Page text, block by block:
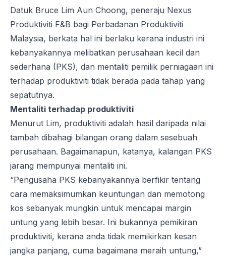
Datuk Bruce Lim Aun Choong, peneraju Nexus
Produktiviti F&B bagi Perbadanan Produktiviti
Malaysia, berkata hal ini berlaku kerana industri ini
kebanyakannya melibatkan perusahaan kecil dan
sederhana (PKS), dan mentaliti pemilik perniagaan ini
terhadap produktiviti tidak berada pada tahap yang
sepatutnya.
Mentaliti terhadap produktiviti
Menurut Lim, produktiviti adalah hasil daripada nilai
tambah dibahagi bilangan orang dalam sesebuah
perusahaan. Bagaimanapun, katanya, kalangan PKS
jarang mempunyai mentaliti ini.
“Pengusaha PKS kebanyakannya berfikir tentang
cara memaksimumkan keuntungan dan memotong
kos sebanyak mungkin untuk mencapai margin
untung yang lebih besar. Ini bukannya pemikiran
produktiviti, kerana anda tidak memikirkan kesan
jangka panjang, cuma bagaimana meraih untung,”